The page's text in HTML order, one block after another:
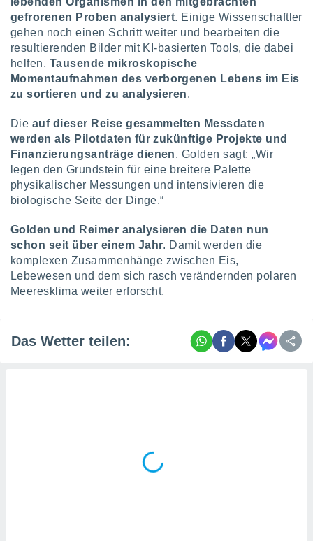
der
zur
Inhalten.
durch
Inhalte,
und der
von
gefrorenen Proben analysiert. Einige Wissenschaftler
gehen noch einen Schritt weiter und bearbeiten die
resultierenden Bilder mit KI-basierten Tools, die dabei
helfen, Tausende mikroskopische
Momentaufnahmen des verborgenen Lebens im Eis
zu sortieren und zu analysieren.
Die auf dieser Reise gesammelten Messdaten
werden als Pilotdaten für zukünftige Projekte und
Finanzierungsanträge dienen. Golden sagt: „Wir
legen den Grundstein für eine breitere Palette
physikalischer Messungen und intensivieren die
biologische Seite der Dinge.“
Golden und Reimer analysieren die Daten nun
schon seit über einem Jahr. Damit werden die
komplexen Zusammenhänge zwischen Eis,
Lebewesen und dem sich rasch verändernden polaren
Meeresklima weiter erforscht.
Das Wetter teilen: